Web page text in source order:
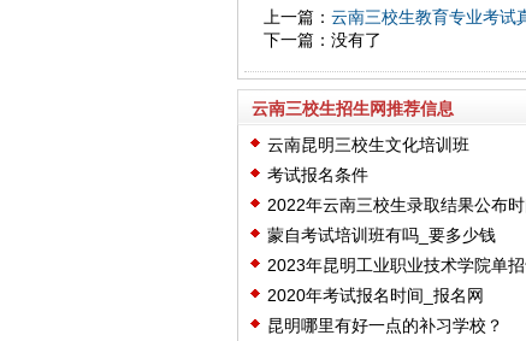
上一篇： 云南三校生教育专业考试
下一篇：没有了
云南三校生招生网推荐信息
云南昆明三校生文化培训班
考试报名条件
2022年云南三校生录取结果公布
蒙自考试培训班有吗_要多少钱
2023年昆明工业职业技术学院单
2020年考试报名时间_报名网
昆明哪里有好一点的补习学校？